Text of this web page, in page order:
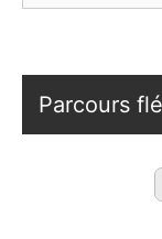
Parcours